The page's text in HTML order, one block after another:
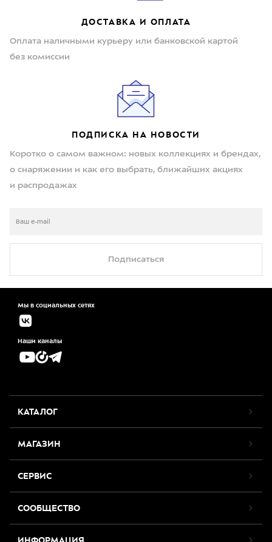
ДОСТАВКА И ОПЛАТА
Оплата наличными курьеру или банковской картой
без комиссии
ПОДПИСКА НА НОВОСТИ
Коротко о самом важном: новых коллекциях и брендах,
о снаряжении и как его выбрать, ближайших акциях
и распродажах
Подписаться
Мы в социальных сетях
Наши каналы
КАТАЛОГ
МАГАЗИН
СЕРВИС
СООБЩЕСТВО